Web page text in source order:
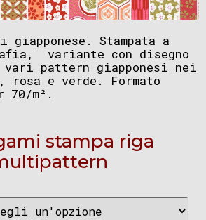
Stampata a
variante con disegno
vari pattern giapponesi nei
e verde. Formato
70/m².
stampa riga